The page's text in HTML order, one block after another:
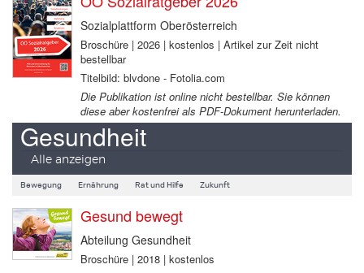
Sozialplattform Oberösterreich
Broschüre | 2026 | kostenlos | Artikel zur Zeit nicht
bestellbar
Titelbild: blvdone - Fotolia.com
Die Publikation ist online nicht bestellbar. Sie können
diese aber kostenfrei als PDF-Dokument herunterladen.
Gesundheit
Alle anzeigen
Bewegung Ernährung Rat und Hilfe Zukunft
Gesund bewegt
Abteilung Gesundheit
Broschüre | 2018 | kostenlos